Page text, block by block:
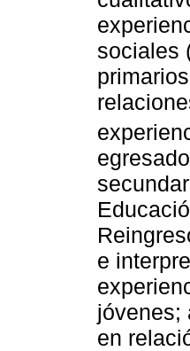
sociales
e
jóvenes;
en